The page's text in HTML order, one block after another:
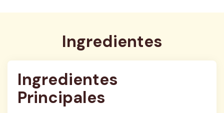
Ingredientes
Ingredientes
Principales